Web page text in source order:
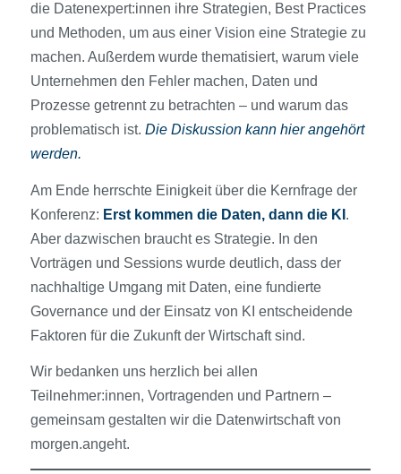
die Datenexpert:innen ihre Strategien, Best Practices
und Methoden, um aus einer Vision eine Strategie zu
machen. Außerdem wurde thematisiert, warum viele
Unternehmen den Fehler machen, Daten und
Prozesse getrennt zu betrachten – und warum das
problematisch ist. Die Diskussion kann hier angehört
werden.
Am Ende herrschte Einigkeit über die Kernfrage der
Konferenz: Erst kommen die Daten, dann die KI .
Aber dazwischen braucht es Strategie. In den
Vorträgen und Sessions wurde deutlich, dass der
nachhaltige Umgang mit Daten, eine fundierte
Governance und der Einsatz von KI entscheidende
Faktoren für die Zukunft der Wirtschaft sind.
Wir bedanken uns herzlich bei allen
Teilnehmer:innen, Vortragenden und Partnern –
gemeinsam gestalten wir die Datenwirtschaft von
morgen.angeht.